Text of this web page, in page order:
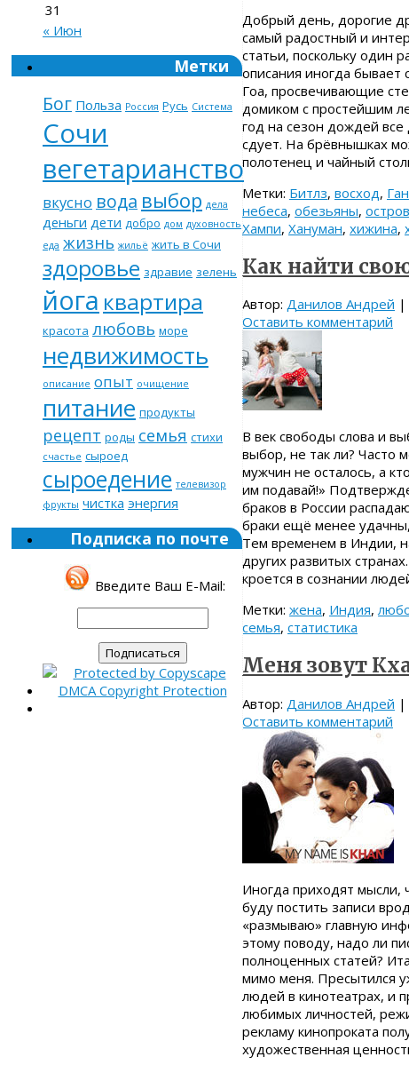
Добрый день, дорогие
самый радостный и
статьи, поскольку один
описания иногда бывает
Гоа, просвечивающие
домиком с простейшим
год на сезон дождей
сдует. На брёвнышках
полотенец и чайный
Метки: Битлз, восход,
небеса, обезьяны, остров
Хампи, Хануман, хижина,
Как найти
Автор: Данилов Андрей |
Оставить комментарий
В век свободы слова и
выбор, не так ли? Часто
мужчин не осталось, а
им подавай!»
браков в России
браки ещё менее
Тем временем в Индии,
других развитых
кроется в сознании
Метки: жена, Индия,
семья, статистика
Меня зовут
Автор: Данилов Андрей |
Оставить комментарий
Иногда приходят мысли,
буду постить записи
«размываю» главную
этому поводу, надо ли
полноценных статей?
мимо меня. Пресытился
людей в кинотеатрах, и
любимых личностей,
рекламу кинопроката
художественная
31
« Июн
Метки
Бог Польза Россия Русь Система
Сочи
вегетарианство
вкусно вода выбор дела
деньги дети добро дом духовность
еда жизнь жильё жить в Сочи
здоровье здравие зелень
йога квартира
красота любовь море
недвижимость
описание опыт очищение
питание продукты
рецепт роды семья стихи
счастье сыроед
сыроедение телевизор
фрукты чистка энергия
Подписка по почте
Введите Ваш E-Mail: